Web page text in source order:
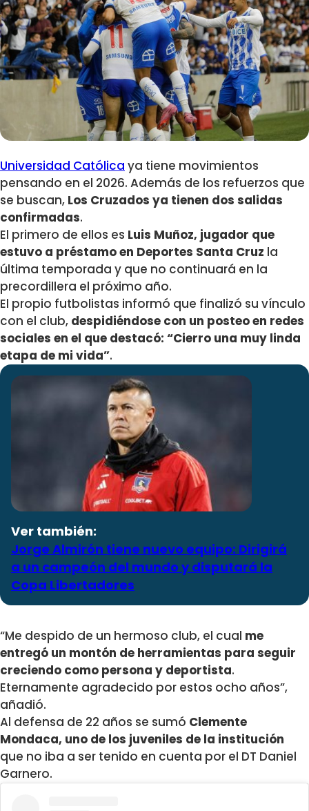
Universidad Católica ya tiene movimientos
pensando en el 2026. Además de los refuerzos que
se buscan, Los Cruzados ya tienen dos salidas
confirmadas.
El primero de ellos es Luis Muñoz, jugador que
estuvo a préstamo en Deportes Santa Cruz la
última temporada y que no continuará en la
precordillera el próximo año.
El propio futbolistas informó que finalizó su vínculo
con el club, despidiéndose con un posteo en redes
sociales en el que destacó: “Cierro una muy linda
etapa de mi vida”.
Ver también:
Jorge Almirón tiene nuevo equipo: Dirigirá
a un campeón del mundo y disputará la
Copa Libertadores
“Me despido de un hermoso club, el cual me
entregó un montón de herramientas para seguir
creciendo como persona y deportista.
Eternamente agradecido por estos ocho años”,
añadió.
Al defensa de 22 años se sumó Clemente
Mondaca, uno de los juveniles de la institución
que no iba a ser tenido en cuenta por el DT Daniel
Garnero.